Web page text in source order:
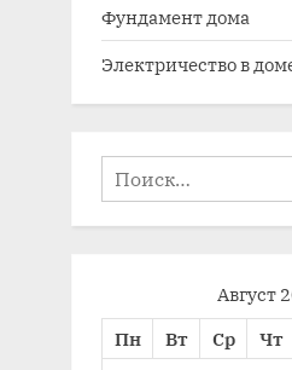
Фундамент дома
Электричество в
Найти:
Август
Пн
Вт Ср Чт